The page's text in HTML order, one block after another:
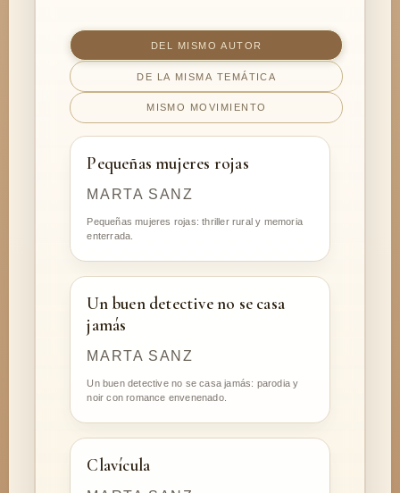
DEL MISMO AUTOR
DE LA MISMA TEMÁTICA
MISMO MOVIMIENTO
Pequeñas mujeres rojas
MARTA SANZ
Pequeñas mujeres rojas: thriller rural y memoria
enterrada.
Un buen detective no se casa
jamás
MARTA SANZ
Un buen detective no se casa jamás: parodia y
noir con romance envenenado.
Clavícula